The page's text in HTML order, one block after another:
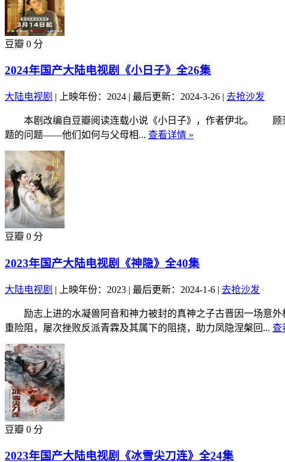
豆瓣 0 分
2024年国产大陆电视剧《小日子》全26集
大陆电视剧 | 上映年份：2024 | 最后更新：2024-3-26 | 去抢沙发
本剧改编自豆瓣阅读连载小说《小日子》，作者伊北。 顾茉
题的问题——他们如何与父母相... 查看详情 »
豆瓣 0 分
2023年国产大陆电视剧《神隐》全40集
大陆电视剧 | 上映年份：2023 | 最后更新：2024-1-6 | 去抢沙发
励志上进的水凝兽阿音和神力被封的真神之子古晋因一场意外
重险阻，屡次挫败反派青霖及其属下的阻挠，助力凤隐涅槃回... 查
豆瓣 0 分
2023年国产大陆电视剧《冰雪尖刀连》全24集